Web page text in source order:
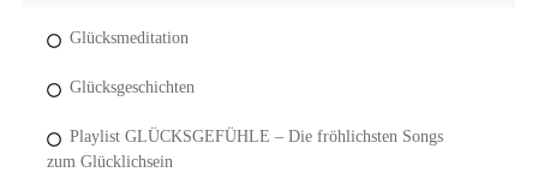
Glücksmeditation
Glücksgeschichten
Playlist GLÜCKSGEFÜHLE – Die fröhlichsten Songs
zum Glücklichsein